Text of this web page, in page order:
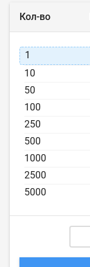
Кол-во
1
10
50
100
250
500
1000
2500
5000